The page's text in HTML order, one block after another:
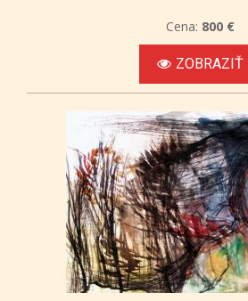
Cena: 800 €
ZOBRAZIŤ